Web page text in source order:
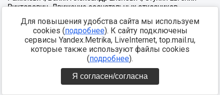
Для повышения удобства сайта мы используем
cookies (подробнее). К сайту подключены
сервисы Yandex.Metrika, LiveInternet, top.mail.ru,
которые также используют файлы cookies
(подробнее).
Я согласен/согласна